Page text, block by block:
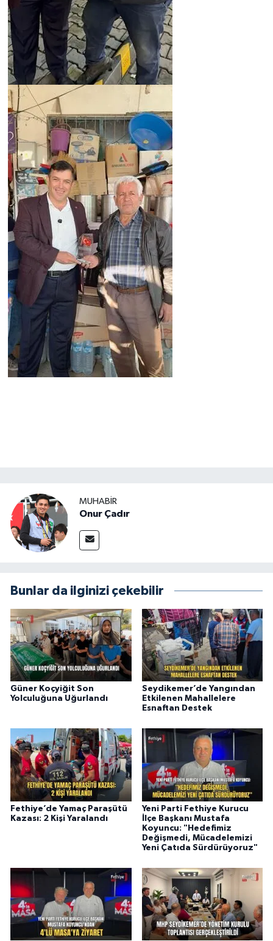
MUHABİR
Onur Çadır
Bunlar da ilginizi çekebilir
Güner Koçyiğit Son
Yolculuğuna Uğurlandı
Seydikemer’de Yangından
Etkilenen Mahallelere
Esnaftan Destek
Fethiye’de Yamaç Paraşütü
Kazası: 2 Kişi Yaralandı
Yeni Parti Fethiye Kurucu
İlçe Başkanı Mustafa
Koyuncu: "Hedefimiz
Değişmedi, Mücadelemizi
Yeni Çatıda Sürdürüyoruz"